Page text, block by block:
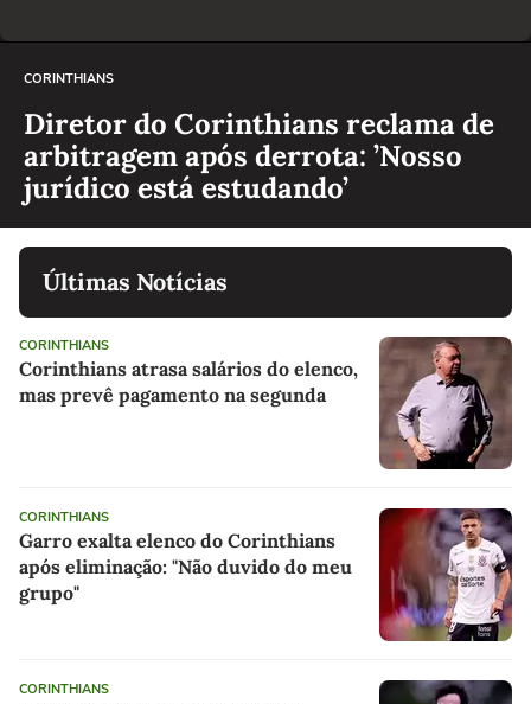
CORINTHIANS
Diretor do Corinthians reclama de
arbitragem após derrota: ’Nosso
jurídico está estudando’
Últimas Notícias
CORINTHIANS
Corinthians atrasa salários do elenco,
mas prevê pagamento na segunda
CORINTHIANS
Garro exalta elenco do Corinthians
após eliminação: "Não duvido do meu
grupo"
CORINTHIANS